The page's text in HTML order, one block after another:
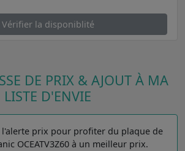
Vérifier la disponiblité
DE PRIX & AJOUT À MA
LISTE D'ENVIE
l'alerte prix pour profiter du plaque de
OCEATV3Z60 à un meilleur prix.